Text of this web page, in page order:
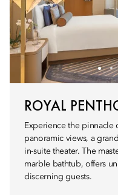
ROYAL
Experience the pinnacle
panoramic views, a
in-suite theater. The
marble bathtub, offers
discerning guests.